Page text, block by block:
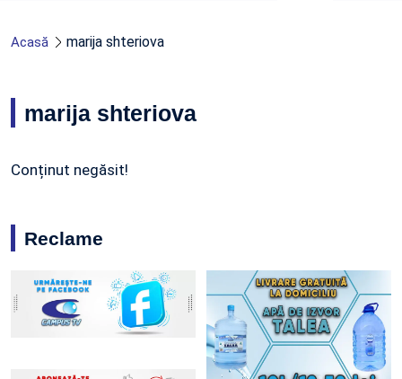
Acasă marija shteriova
marija shteriova
Conținut negăsit!
Reclame